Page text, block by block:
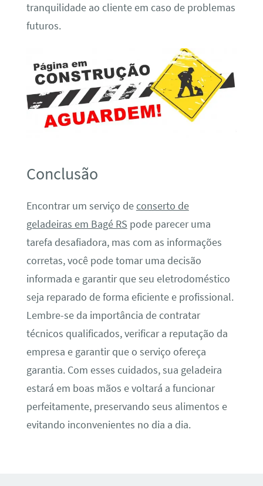
tranquilidade ao cliente em caso de problemas
futuros.
Conclusão
Encontrar um serviço deconserto de
geladeiras em Bagé RS pode parecer uma
tarefa desafiadora, mas com as informações
corretas, você pode tomar uma decisão
informada e garantir que seu eletrodoméstico
seja reparado de forma eficiente e profissional.
Lembre-se da importância de contratar
técnicos qualificados, verificar a reputação da
empresa e garantir que o serviço ofereça
garantia. Com esses cuidados, sua geladeira
estará em boas mãos e voltará a funcionar
perfeitamente, preservando seus alimentos e
evitando inconvenientes no dia a dia.